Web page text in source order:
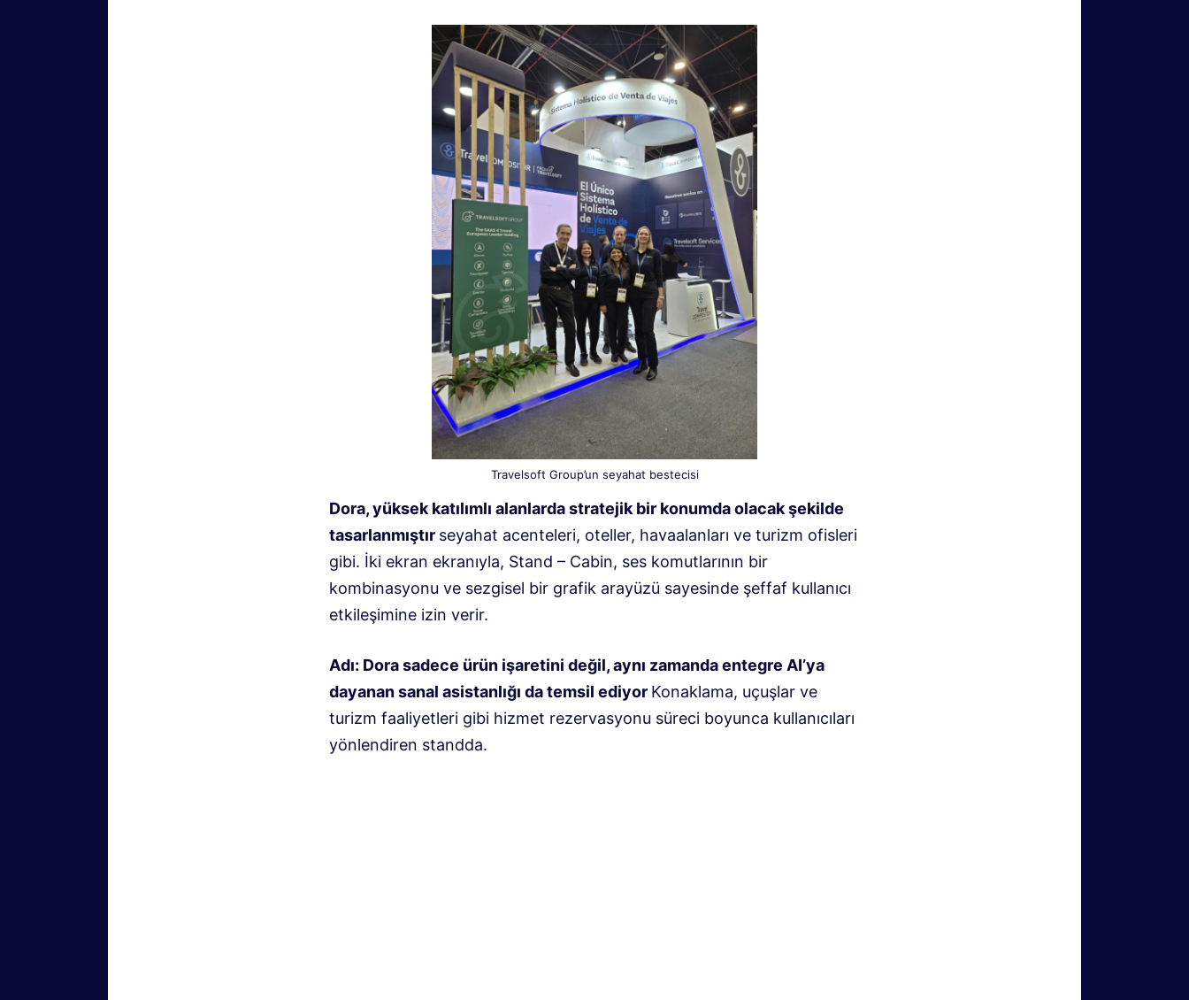
Travelsoft Group’un seyahat bestecisi
Dora, yüksek katılımlı alanlarda stratejik bir konumda olacak şekilde
tasarlanmıştır seyahat acenteleri, oteller, havaalanları ve turizm ofisleri
gibi. İki ekran ekranıyla, Stand – Cabin, ses komutlarının bir
kombinasyonu ve sezgisel bir grafik arayüzü sayesinde şeffaf kullanıcı
etkileşimine izin verir.
Adı: Dora sadece ürün işaretini değil, aynı zamanda entegre AI’ya
dayanan sanal asistanlığı da temsil ediyor Konaklama, uçuşlar ve
turizm faaliyetleri gibi hizmet rezervasyonu süreci boyunca kullanıcıları
yönlendiren standda.